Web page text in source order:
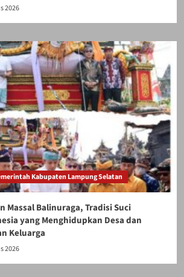
2026
Kabupaten Lampung Selatan
Massal Balinuraga, Tradisi Suci
yang Menghidupkan Desa dan
Keluarga
2026